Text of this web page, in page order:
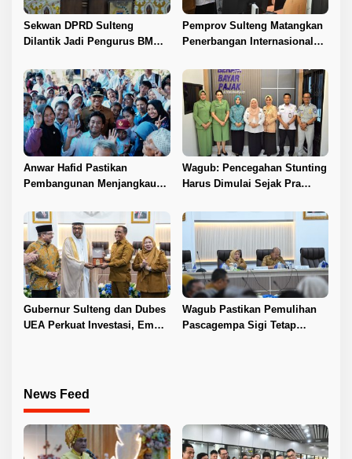
Sekwan DPRD Sulteng
Dilantik Jadi Pengurus BMA
Pemprov Sulteng Matangkan
Penerbangan Internasional
Anwar Hafid Pastikan
Pembangunan Menjangkau
Wagub: Pencegahan Stunting
Harus Dimulai Sejak Pra
Gubernur Sulteng dan Dubes
UEA Perkuat Investasi, Empat
Wagub Pastikan Pemulihan
Pascagempa Sigi Tetap
News Feed